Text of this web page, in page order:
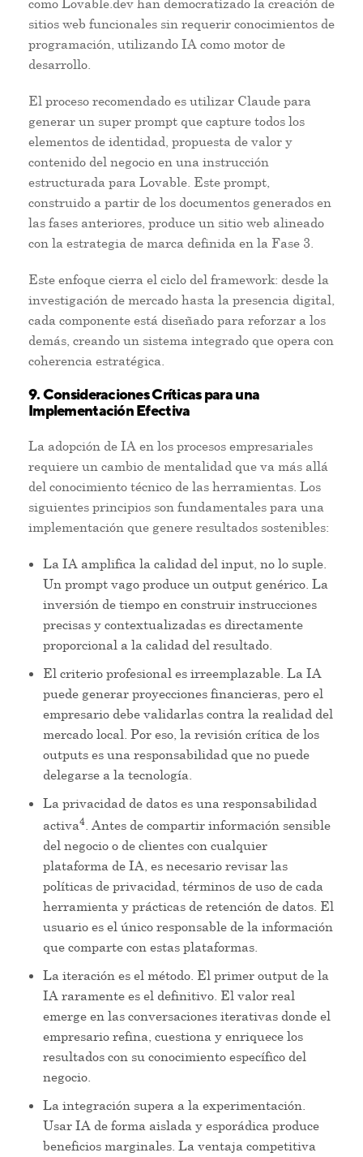
sitios web funcionales sin requerir conocimientos de
programación, utilizando IA como motor de
desarrollo.
El proceso recomendado es utilizar Claude para
generar un super prompt que capture todos los
elementos de identidad, propuesta de valor y
contenido del negocio en una instrucción
estructurada para Lovable. Este prompt,
construido a partir de los documentos generados en
las fases anteriores, produce un sitio web alineado
con la estrategia de marca definida en la Fase 3.
Este enfoque cierra el ciclo del framework: desde la
investigación de mercado hasta la presencia digital,
cada componente está diseñado para reforzar a los
demás, creando un sistema integrado que opera con
coherencia estratégica.
9. Consideraciones Críticas para una
Implementación Efectiva
La adopción de IA en los procesos empresariales
requiere un cambio de mentalidad que va más allá
del conocimiento técnico de las herramientas. Los
siguientes principios son fundamentales para una
implementación que genere resultados sostenibles:
La IA amplifica la calidad del input, no lo suple.
Un prompt vago produce un output genérico. La
inversión de tiempo en construir instrucciones
precisas y contextualizadas es directamente
proporcional a la calidad del resultado.
El criterio profesional es irreemplazable. La IA
puede generar proyecciones financieras, pero el
empresario debe validarlas contra la realidad del
mercado local. Por eso, la revisión crítica de los
outputs es una responsabilidad que no puede
delegarse a la tecnología.
La privacidad de datos es una responsabilidad
activa4. Antes de compartir información sensible
del negocio o de clientes con cualquier
plataforma de IA, es necesario revisar las
políticas de privacidad, términos de uso de cada
herramienta y prácticas de retención de datos. El
usuario es el único responsable de la información
que comparte con estas plataformas.
La iteración es el método. El primer output de la
IA raramente es el definitivo. El valor real
emerge en las conversaciones iterativas donde el
empresario refina, cuestiona y enriquece los
resultados con su conocimiento específico del
negocio.
La integración supera a la experimentación.
Usar IA de forma aislada y esporádica produce
beneficios marginales. La ventaja competitiva